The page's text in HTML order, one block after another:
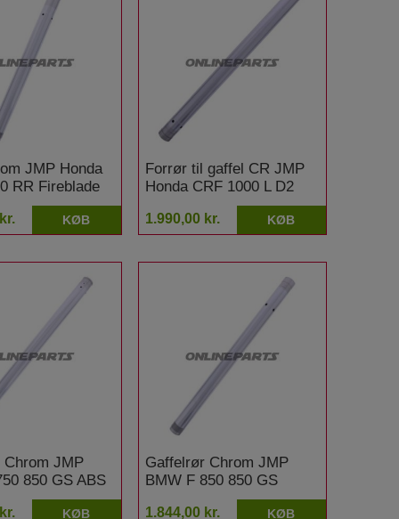
JMP Honda
RR Fireblade
KØB
Forrør til gaffel CR JMP
Honda CRF 1000 L D2
Africa Twin Adventure
Sport DCT ABS
1.990,00 kr. KØB
JMP
850 GS ABS
KØB
Gaffelrør Chrom JMP
BMW F 850 850 GS
Adventure ABS DTC
1.844,00 kr. KØB